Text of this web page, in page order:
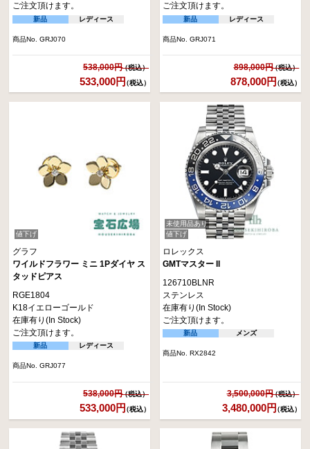
ご注文頂けます。
新品 レディース
商品No. GRJ070
538,000円
533,000円（税込）
ご注文頂けます。
新品 レディース
商品No. GRJ071
898,000円
878,000円（税込）
値下げ
グラフ
ワイルドフラワー ミニ 1Pダイヤ ス
タッドピアス
RGE1804
K18イエローゴールド
在庫有り(In Stock)
ご注文頂けます。
新品 レディース
商品No. GRJ077
538,000円
533,000円（税込）
未使用品あり
値下げ
ロレックス
GMTマスター II
126710BLNR
ステンレス
在庫有り(In Stock)
ご注文頂けます。
新品 メンズ
商品No. RX2842
3,500,000円
3,480,000円（税込）